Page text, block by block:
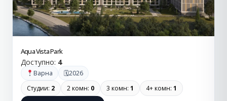
Aqua Vista Park
Доступно: 4
Варна 🗓2026
Студии: 2 2 комн: 0 3 комн: 1 4+ комн: 1